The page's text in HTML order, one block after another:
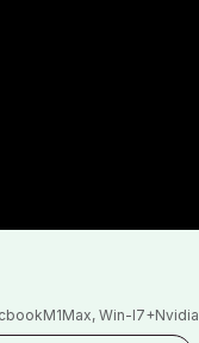
Win-I7+Nvidia